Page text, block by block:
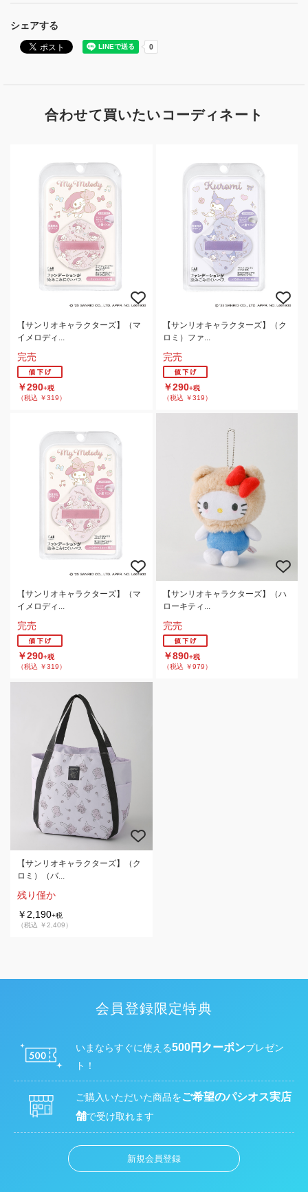
シェアする
合わせて買いたいコーディネート
【サンリオキャラクターズ】（マ
イメロディ...
完売
￥290+税
（税込 ￥319）
【サンリオキャラクターズ】（ク
ロミ）ファ...
完売
￥290+税
（税込 ￥319）
【サンリオキャラクターズ】（マ
イメロディ...
完売
￥290+税
（税込 ￥319）
【サンリオキャラクターズ】（ハ
ローキティ...
完売
￥890+税
（税込 ￥979）
【サンリオキャラクターズ】（ク
ロミ）（バ...
残り僅か
￥2,190+税
（税込 ￥2,409）
会員登録限定特典
いまならすぐに使える500円クーポンプレゼン
ト！
ご購入いただいた商品をご希望のパシオス実店
舗で受け取れます
新規会員登録